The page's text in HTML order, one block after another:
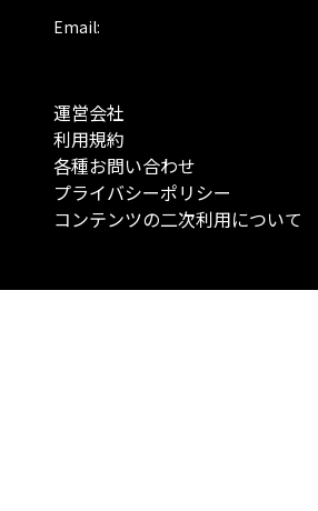
Email:
運営会社
利用規約
各種お問い合わせ
プライバシーポリシー
コンテンツの二次利用について